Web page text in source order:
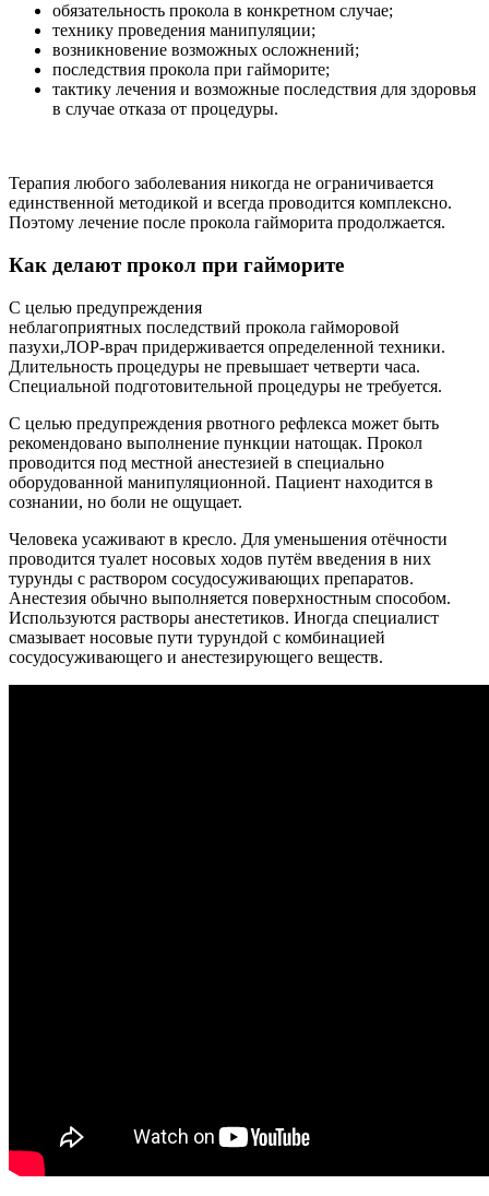
обязательность прокола в конкретном случае;
технику проведения манипуляции;
возникновение возможных осложнений;
последствия прокола при гайморите;
тактику лечения и возможные последствия для здоровья
в случае отказа от процедуры.
Терапия любого заболевания никогда не ограничивается
единственной методикой и всегда проводится комплексно.
Поэтому лечение после прокола гайморита продолжается.
Как делают прокол при гайморите
С целью предупреждения
неблагоприятных последствий прокола гайморовой
пазухи,ЛОР-врач придерживается определенной техники.
Длительность процедуры не превышает четверти часа.
Специальной подготовительной процедуры не требуется.
С целью предупреждения рвотного рефлекса может быть
рекомендовано выполнение пункции натощак. Прокол
проводится под местной анестезией в специально
оборудованной манипуляционной. Пациент находится в
сознании, но боли не ощущает.
Человека усаживают в кресло. Для уменьшения отёчности
проводится туалет носовых ходов путём введения в них
турунды с раствором сосудосуживающих препаратов.
Анестезия обычно выполняется поверхностным способом.
Используются растворы анестетиков. Иногда специалист
смазывает носовые пути турундой с комбинацией
сосудосуживающего и анестезирующего веществ.